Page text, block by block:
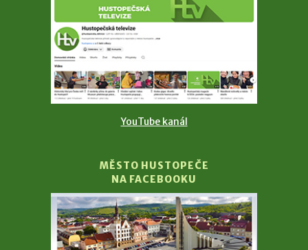
YouTube kanál
MĚSTO HUSTOPEČE
NA FACEBOOKU